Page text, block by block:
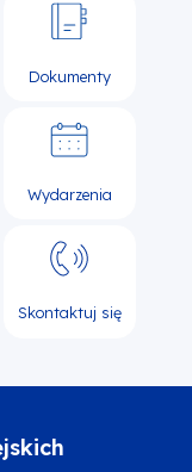
Dokumenty
Wydarzenia
Skontaktuj się